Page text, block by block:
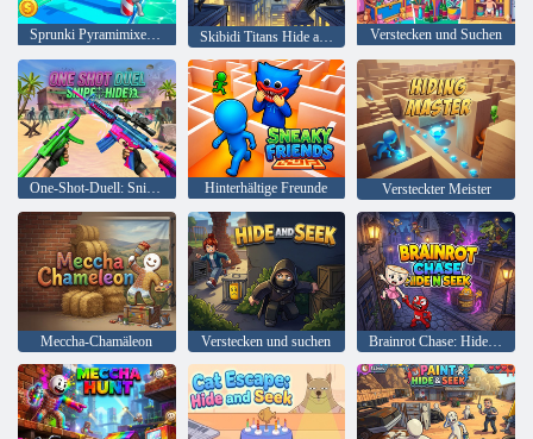
Sprunki Pyramimixed Playtime Skibidi Titans Hide and Seek Verstecken und Suchen
One-Shot-Duell: Snipe & Hide Hinterhältige Freunde Versteckter Meister
Meccha-Chamäleon Verstecken und suchen Brainrot Chase: Hide N Seek